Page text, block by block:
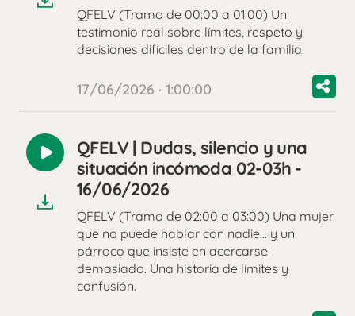
QFELV (Tramo de 00:00 a 01:00) Un
testimonio real sobre límites, respeto y
decisiones difíciles dentro de la familia.
17/06/2026 · 1:00:00
Reproducir
audio
QFELV | Dudas, silencio y una
situación incómoda 02-03h -
16/06/2026
QFELV (Tramo de 02:00 a 03:00) Una mujer
que no puede hablar con nadie… y un
párroco que insiste en acercarse
demasiado. Una historia de límites y
confusión.